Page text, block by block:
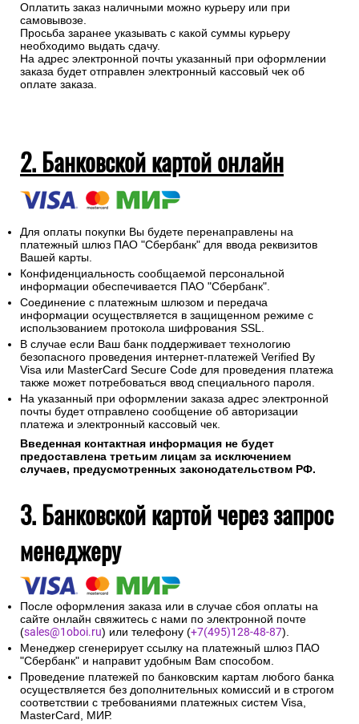
Оплатить заказ наличными можно курьеру или при
самовывозе.
Просьба заранее указывать с какой суммы курьеру
необходимо выдать сдачу.
На адрес электронной почты указанный при оформлении
заказа будет отправлен электронный кассовый чек об
оплате заказа.
2. Банковской картой онлайн
Для оплаты покупки Вы будете перенаправлены на
платежный шлюз ПАО "Сбербанк" для ввода реквизитов
Вашей карты.
Конфиденциальность сообщаемой персональной
информации обеспечивается ПАО "Сбербанк".
Соединение с платежным шлюзом и передача
информации осуществляется в защищенном режиме с
использованием протокола шифрования SSL.
В случае если Ваш банк поддерживает технологию
безопасного проведения интернет-платежей Verified By
Visa или MasterCard Secure Code для проведения платежа
также может потребоваться ввод специального пароля.
На указанный при оформлении заказа адрес электронной
почты будет отправлено сообщение об авторизации
платежа и электронный кассовый чек.
Введенная контактная информация не будет
предоставлена третьим лицам за исключением
случаев, предусмотренных законодательством РФ.
3. Банковской картой через запрос
менеджеру
После оформления заказа или в случае сбоя оплаты на
сайте онлайн свяжитесь с нами по электронной почте
(sales@1oboi.ru) или телефону (+7(495)128-48-87).
Менеджер сгенерирует ссылку на платежный шлюз ПАО
"Сбербанк" и направит удобным Вам способом.
Проведение платежей по банковским картам любого банка
осуществляется без дополнительных комиссий и в строгом
соответствии с требованиями платежных систем Visa,
MasterCard, МИР.